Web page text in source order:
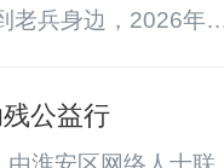
老兵身边，2026年5
务站开展“戎光暖医
军人志愿服务专家义
残公益行